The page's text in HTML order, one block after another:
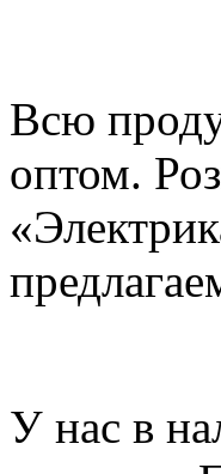
Всю
оптом.
У нас в